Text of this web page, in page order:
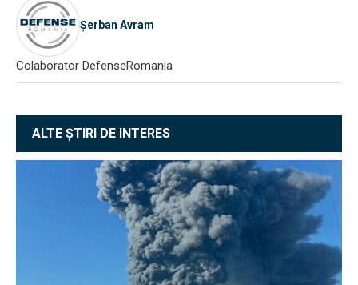
Șerban Avram
Colaborator DefenseRomania
ALTE ȘTIRI DE INTERES